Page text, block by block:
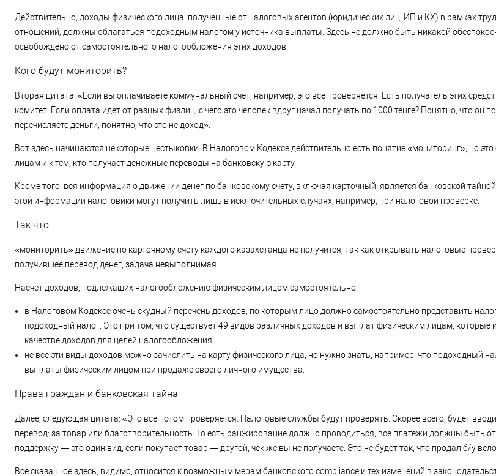
Действительно, доходы физического лица, полученные от налоговых агентов (юридических лиц, ИП и КХ) в рамках
отношений, должны облагаться подоходным налогом у источника выплаты. Здесь не должно быть никакой
освобождено от самостоятельного налогообложения этих доходов.
Кого будут мониторить?
Вторая цитата: «Если вы оплачиваете коммунальный счет, например, это все проверяется. Есть получатель этих
комитет. Если оплата идет от разных физлиц, с чего это человек вдруг начал получать по 1000 тенге? Понятно, что он
перечисляете деньги, понятно, что это не доход».
Вот здесь начинаются некоторые нестыковки. В Налоговом Кодексе действительно есть понятие «мониторинг», но
лицам и к тем, кто получает денежные переводы на банковскую карту.
Кроме того, вся информация о движении денег по банковскому счету, включая карточный, является банковской
этой информации налоговики могут получить лишь в исключительных случаях, например, при налоговой проверке.
Так что
«мониторить» движение по карточному счету каждого казахстанца не получится, так как открывать налоговые
получившее перевод денег, задача невыполнимая
Насчет доходов, подлежащих налогообложению физическим лицом самостоятельно:
в Налоговом Кодексе очень скудный перечень доходов, по которым лицо должно самостоятельно представить
подоходный налог. Это при том, что существует 49 видов различных доходов и выплат физическим лицам, которые
качестве доходов для целей налогообложения.
не все эти виды доходов можно зачислить на карту физического лица, но нужно знать, например, что подоходный
выплаты физическим лицом при продаже своего личного имущества.
Права граждан и банковская тайна
Далее, следующая цитата: «Это все потом проверяется. Налоговые службы будут проверять. Скорее всего, будет
перевод: за товар или благотворительность. То есть ранжирование должно проводиться, все платежи должны быть
поддержку — это один вид, если покупает товар — другой, чек же вы не получаете. Это не будет так, что продал б/у
Все сказанное здесь, видимо, относится к возможным мерам банковского compliance и тех изменений в